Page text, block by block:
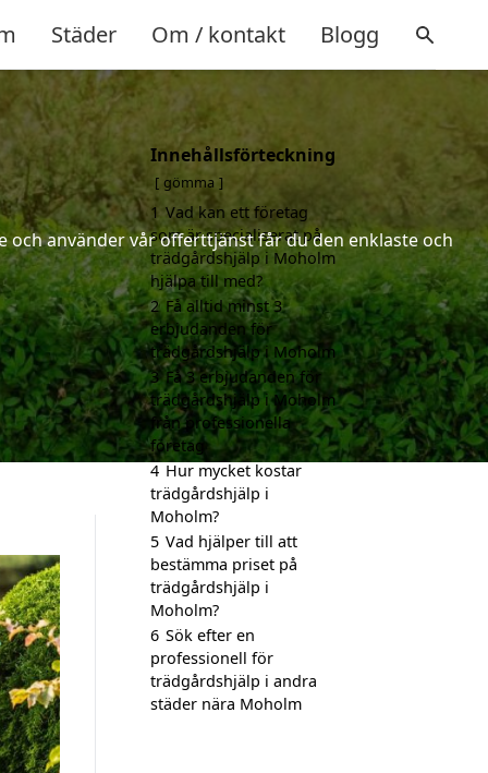
Städer Om / kontakt Blogg
använder vår offerttjänst får du den enklaste och
Innehållsförteckning
gömma
1 Vad kan ett företag
som är specialiserat på
trädgårdshjälp i Moholm
hjälpa till med?
2 Få alltid minst 3
erbjudanden för
trädgårdshjälp i Moholm
3 Få 3 erbjudanden för
trädgårdshjälp i Moholm
från professionella
företag
4 Hur mycket kostar
trädgårdshjälp i
Moholm?
5 Vad hjälper till att
bestämma priset på
trädgårdshjälp i
Moholm?
6 Sök efter en
professionell för
trädgårdshjälp i andra
städer nära Moholm